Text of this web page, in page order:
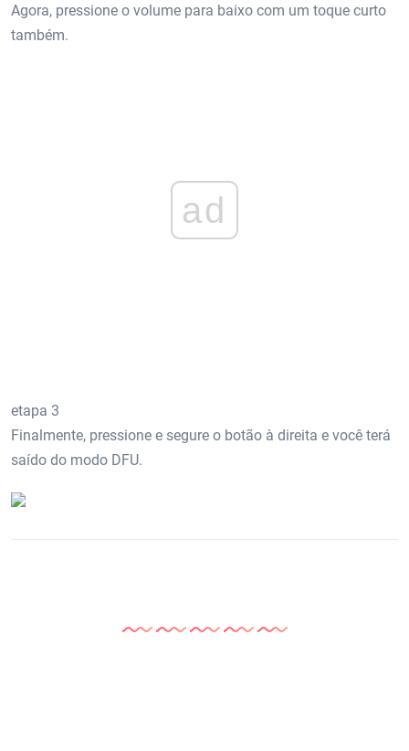
Agora, pressione o volume para baixo com um toque curto
também.
ad
etapa 3
Finalmente, pressione e segure o botão à direita e você terá
saído do modo DFU.